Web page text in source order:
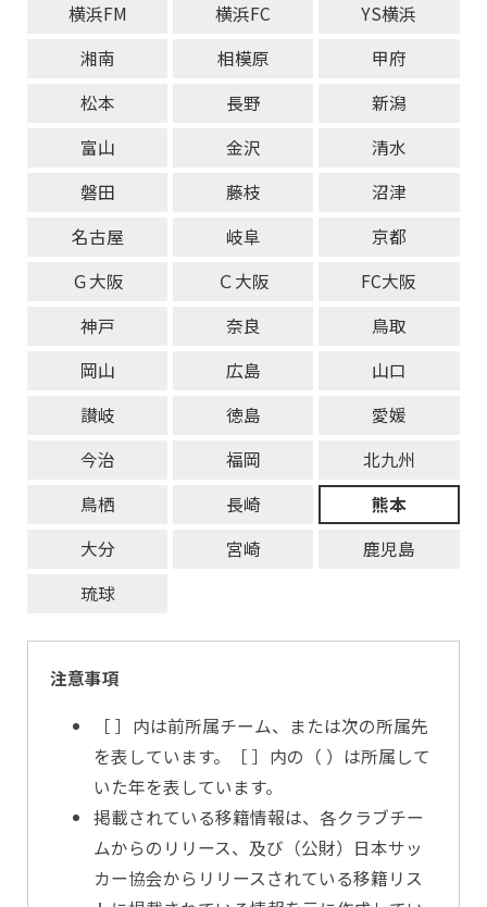
横浜FM
横浜FC
YS横浜
湘南
相模原
甲府
松本
長野
新潟
富山
金沢
清水
磐田
藤枝
沼津
名古屋
岐阜
京都
Ｇ大阪
Ｃ大阪
FC大阪
神戸
奈良
鳥取
岡山
広島
山口
讃岐
徳島
愛媛
今治
福岡
北九州
鳥栖
長崎
熊本
大分
宮崎
鹿児島
琉球
注意事項
［ ］内は前所属チーム、または次の所属先
を表しています。［ ］内の（ ）は所属して
いた年を表しています。
掲載されている移籍情報は、各クラブチー
ムからのリリース、及び（公財）日本サッ
カー協会からリリースされている移籍リス